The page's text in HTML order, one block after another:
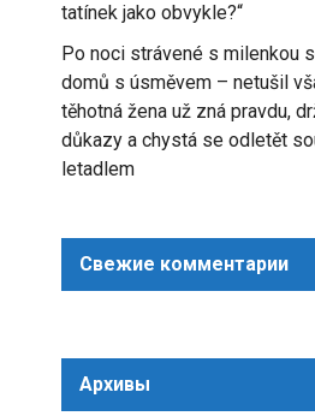
tatínek jako obvykle?“
Po noci strávené s milenkou
domů s úsměvem – netušil
těhotná žena už zná pravdu,
důkazy a chystá se odletět
letadlem
Свежие комментарии
Архивы